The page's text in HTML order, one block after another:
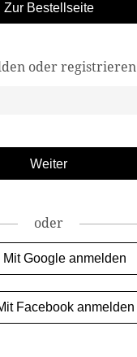
Zur Bestellseite
oder registrieren
oder
Mit Google anmelden
Facebook anmelden